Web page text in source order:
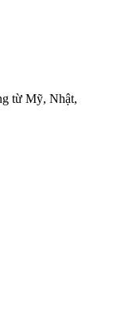
từ Mỹ, Nhật,